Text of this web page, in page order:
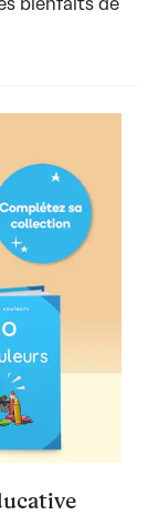
bienfaits de